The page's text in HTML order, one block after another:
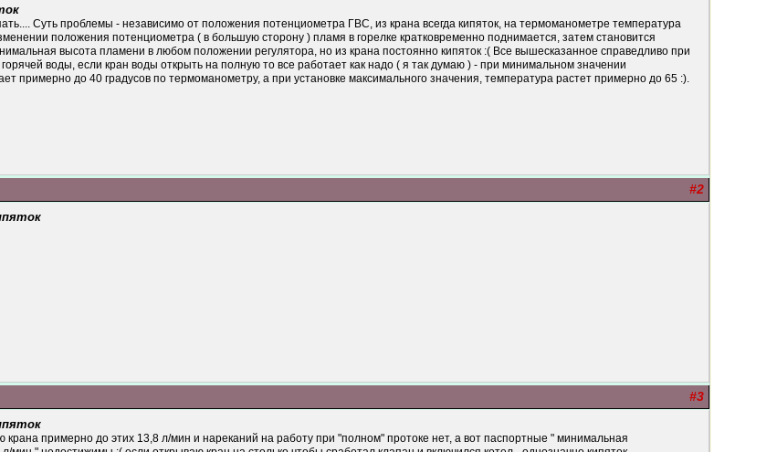
Суть проблемы - независимо от положения потенциометра ГВС, из крана всегда кипяток, на термоманометре температура
положения потенциометра ( в большую сторону ) пламя в горелке кратковременно поднимается, затем становится
высота пламени в любом положении регулятора, но из крана постоянно кипяток :( Все вышесказанное справедливо при
воды, если кран воды открыть на полную то все работает как надо ( я так думаю ) - при минимальном значении
примерно до 40 градусов по термоманометру, а при установке максимального значения, температура растет примерно до 65 :).
#2
#3
крана примерно до этих 13,8 л/мин и нареканий на работу при "полном" протоке нет, а вот паспортные " минимальная